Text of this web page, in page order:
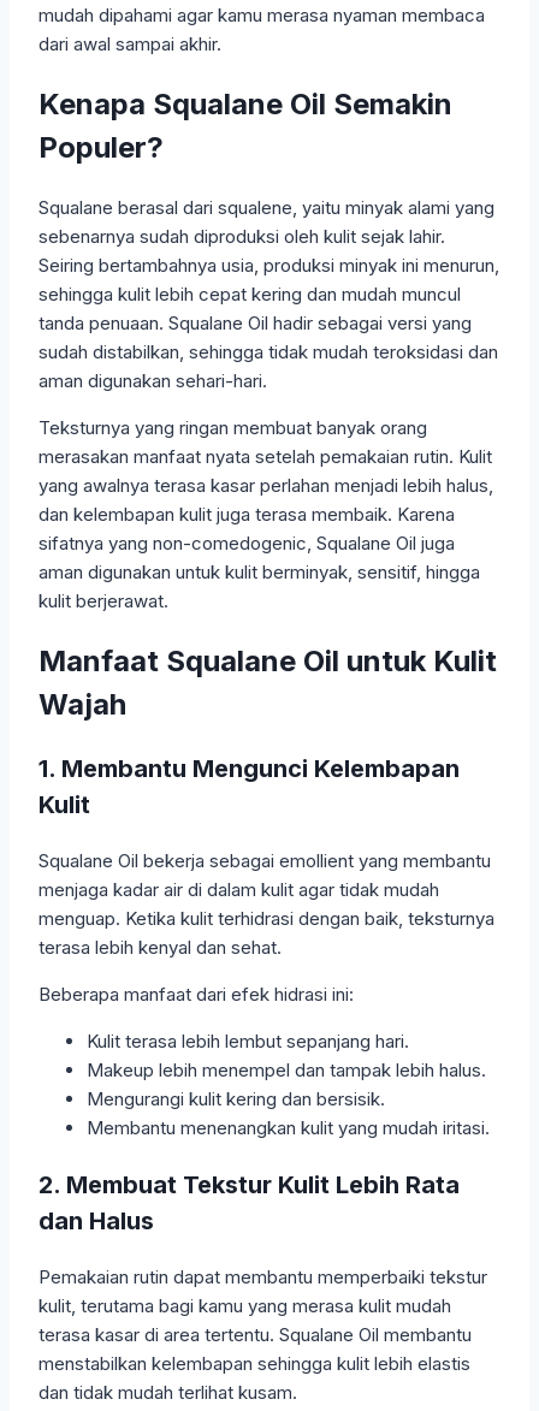
mudah dipahami agar kamu merasa nyaman membaca
dari awal sampai akhir.
Kenapa Squalane Oil Semakin
Populer?
Squalane berasal dari squalene, yaitu minyak alami yang
sebenarnya sudah diproduksi oleh kulit sejak lahir.
Seiring bertambahnya usia, produksi minyak ini menurun,
sehingga kulit lebih cepat kering dan mudah muncul
tanda penuaan. Squalane Oil hadir sebagai versi yang
sudah distabilkan, sehingga tidak mudah teroksidasi dan
aman digunakan sehari-hari.
Teksturnya yang ringan membuat banyak orang
merasakan manfaat nyata setelah pemakaian rutin. Kulit
yang awalnya terasa kasar perlahan menjadi lebih halus,
dan kelembapan kulit juga terasa membaik. Karena
sifatnya yang non-comedogenic, Squalane Oil juga
aman digunakan untuk kulit berminyak, sensitif, hingga
kulit berjerawat.
Manfaat Squalane Oil untuk Kulit
Wajah
1. Membantu Mengunci Kelembapan
Kulit
Squalane Oil bekerja sebagai emollient yang membantu
menjaga kadar air di dalam kulit agar tidak mudah
menguap. Ketika kulit terhidrasi dengan baik, teksturnya
terasa lebih kenyal dan sehat.
Beberapa manfaat dari efek hidrasi ini:
Kulit terasa lebih lembut sepanjang hari.
Makeup lebih menempel dan tampak lebih halus.
Mengurangi kulit kering dan bersisik.
Membantu menenangkan kulit yang mudah iritasi.
2. Membuat Tekstur Kulit Lebih Rata
dan Halus
Pemakaian rutin dapat membantu memperbaiki tekstur
kulit, terutama bagi kamu yang merasa kulit mudah
terasa kasar di area tertentu. Squalane Oil membantu
menstabilkan kelembapan sehingga kulit lebih elastis
dan tidak mudah terlihat kusam.